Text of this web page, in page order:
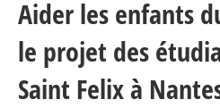
Aider les enfants
le projet des
Saint Felix à